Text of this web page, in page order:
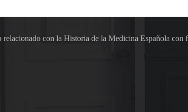
con la Historia de la Medicina Española con